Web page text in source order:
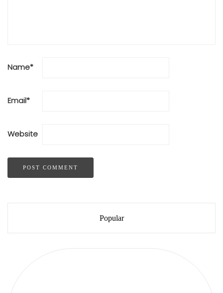
Name*
Email*
Website
Popular